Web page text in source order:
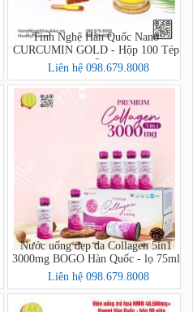
Tinh Nghệ Hàn Quốc Nano
CURCUMIN GOLD - Hộp 100 Tép
x 2g
Liên hệ 098.679.8008
Nước uống đẹp da Collagen 5in1
3000mg BOGO Hàn Quốc - lọ 75ml
Liên hệ 098.679.8008